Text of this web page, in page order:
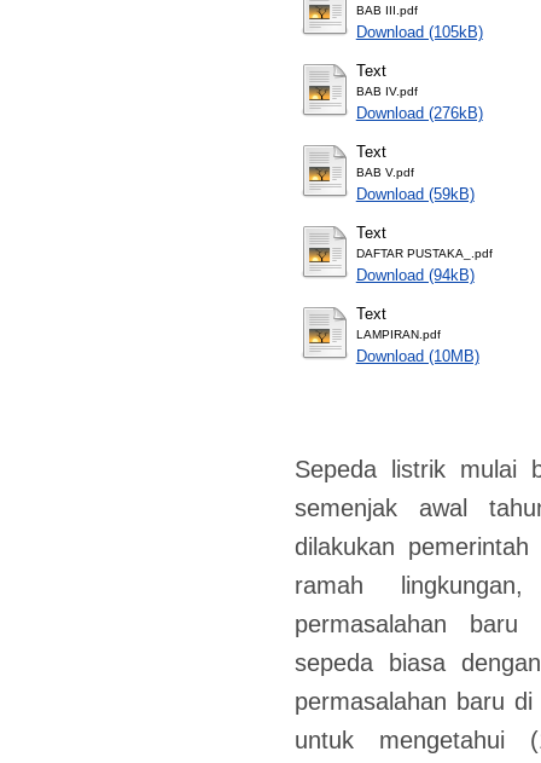
BAB III.pdf
Download (105kB)
Text
BAB IV.pdf
Download (276kB)
Text
BAB V.pdf
Download (59kB)
Text
DAFTAR PUSTAKA_.pdf
Download (94kB)
Text
LAMPIRAN.pdf
Download (10MB)
Sepeda listrik mulai
semenjak awal
dilakukan
ramah
permasalahan
sepeda biasa
permasalahan baru
untuk mengetahui